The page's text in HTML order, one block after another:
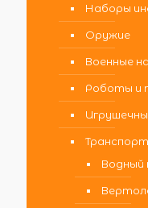
Наборы
Оружие
Военные
Роботы и
Водный